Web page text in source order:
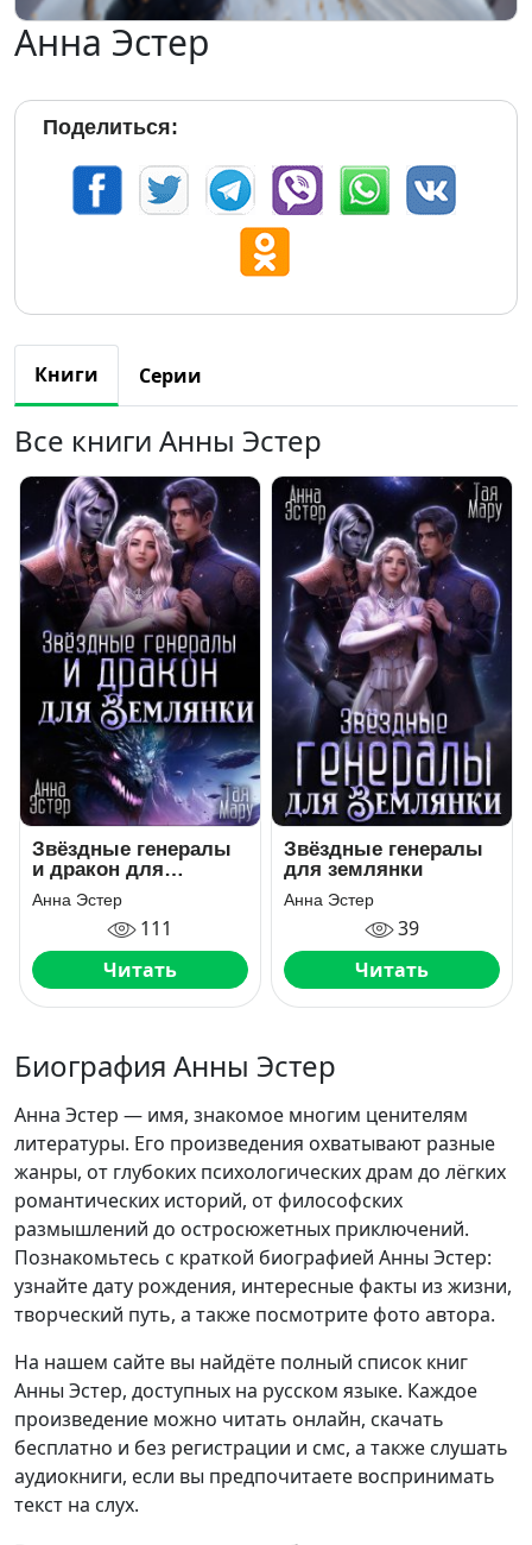
Анна Эстер
Поделиться:
Книги Серии
Все книги Анны Эстер
Звёздные генералы
и дракон для
землянки
Анна Эстер
111
Читать
Звёздные генералы
для землянки
Анна Эстер
39
Читать
Биография Анны Эстер
Анна Эстер — имя, знакомое многим ценителям
литературы. Его произведения охватывают разные
жанры, от глубоких психологических драм до лёгких
романтических историй, от философских
размышлений до остросюжетных приключений.
Познакомьтесь с краткой биографией Анны Эстер:
узнайте дату рождения, интересные факты из жизни,
творческий путь, а также посмотрите фото автора.
На нашем сайте вы найдёте полный список книг
Анны Эстер, доступных на русском языке. Каждое
произведение можно читать онлайн, скачать
бесплатно и без регистрации и смс, а также слушать
аудиокниги, если вы предпочитаете воспринимать
текст на слух.